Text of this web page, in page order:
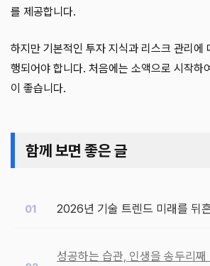
를 제공합니다.
하지만 기본적인 투자 지식과 리스크 관리에
행되어야 합니다. 처음에는 소액으로 시작하
이 좋습니다.
함께 보면 좋은 글
2026년 기술 트렌드 미래를 뒤
성공하는 습관, 인생을 송두리째